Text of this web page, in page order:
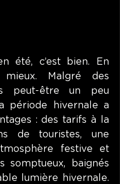
été, c’est bien. En
mieux. Malgré des
peut-être un peu
période hivernale a
: des tarifs à la
de touristes, une
festive et
somptueux, baignés
lumière hivernale.